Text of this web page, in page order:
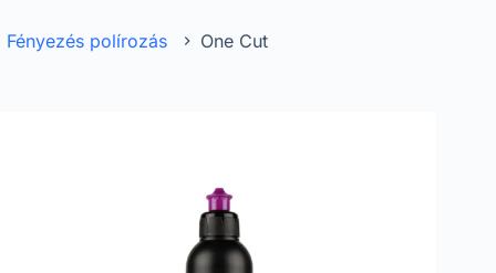
Fényezés polírozás One Cut